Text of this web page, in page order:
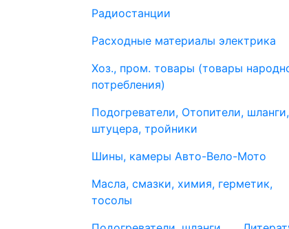
Радиостанции
Расходные материалы электрика
Хоз., пром. товары (товары
потребления)
Подогреватели, Отопители, шланги,
штуцера, тройники
Шины, камеры Авто-Вело-Мото
Масла, смазки, химия, герметик,
тосолы